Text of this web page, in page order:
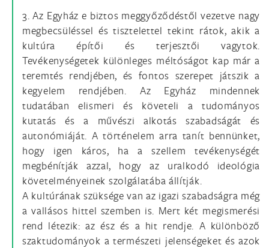
3. Az Egyház e biztos meggyőződéstől vezetve nagy
megbecsüléssel és tisztelettel tekint rátok, akik a
kultúra építői és terjesztői vagytok.
Tevékenységetek különleges méltóságot kap már a
teremtés rendjében, és fontos szerepet játszik a
kegyelem rendjében. Az Egyház mindennek
tudatában elismeri és követeli a tudományos
kutatás és a művészi alkotás szabadságát és
autonómiáját. A történelem arra tanít bennünket,
hogy igen káros, ha a szellem tevékenységét
megbénítják azzal, hogy az uralkodó ideológia
követelményeinek szolgálatába állítják.
A kultúrának szüksége van az igazi szabadságra még
a vallásos hittel szemben is. Mert két megismerési
rend létezik: az ész és a hit rendje. A különböző
szaktudományok a természeti jelenségeket és azok